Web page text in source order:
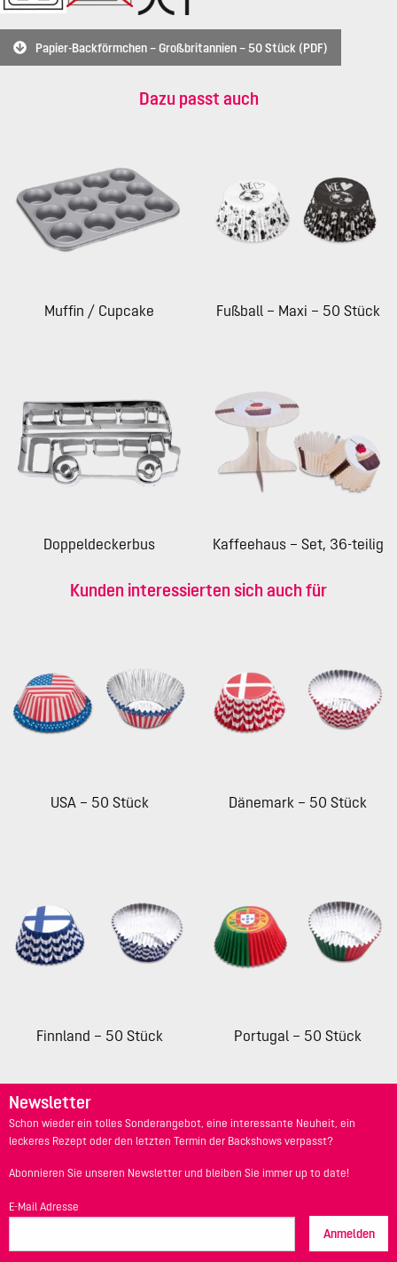
Papier-Backförmchen – Großbritannien – 50 Stück (PDF)
Dazu passt auch
Muffin / Cupcake Fußball – Maxi – 50 Stück
Doppeldeckerbus Kaffeehaus – Set, 36-teilig
Kunden interessierten sich auch für
USA – 50 Stück Dänemark – 50 Stück
Finnland – 50 Stück Portugal – 50 Stück
Newsletter
Schon wieder ein tolles Sonderangebot, eine interessante Neuheit, ein
leckeres Rezept oder den letzten Termin der Backshows verpasst?
Abonnieren Sie unseren Newsletter und bleiben Sie immer up to date!
E-Mail Adresse
Anmelden